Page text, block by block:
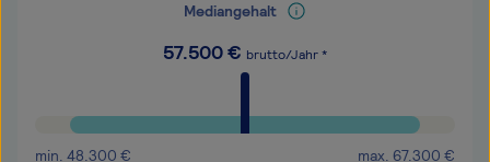
Mediangehalt
57.500€ brutto/Jahr *
min. 48.300 € max. 67.300 €